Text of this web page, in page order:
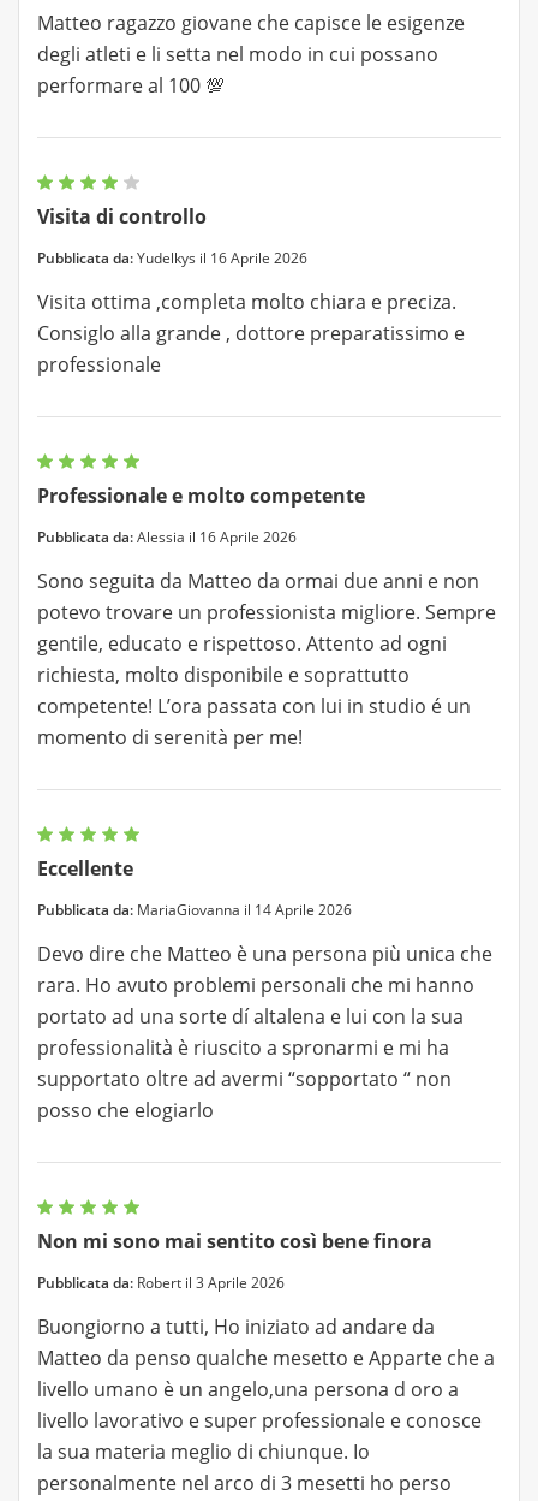
Matteo ragazzo giovane che capisce le esigenze
degli atleti e li setta nel modo in cui possano
performare al 100 💯
Visita di controllo
Pubblicata da:Yudelkys il 16 Aprile 2026
Visita ottima ,completa molto chiara e preciza.
Consiglo alla grande , dottore preparatissimo e
professionale
Professionale e molto competente
Pubblicata da:Alessia il 16 Aprile 2026
Sono seguita da Matteo da ormai due anni e non
potevo trovare un professionista migliore. Sempre
gentile, educato e rispettoso. Attento ad ogni
richiesta, molto disponibile e soprattutto
competente! L’ora passata con lui in studio é un
momento di serenità per me!
Eccellente
Pubblicata da: MariaGiovanna il 14 Aprile 2026
Devo dire che Matteo è una persona più unica che
rara. Ho avuto problemi personali che mi hanno
portato ad una sorte dí altalena e lui con la sua
professionalità è riuscito a spronarmi e mi ha
supportato oltre ad avermi “sopportato “ non
posso che elogiarlo
Non mi sono mai sentito così bene finora
Pubblicata da: Robert il 3 Aprile 2026
Buongiorno a tutti, Ho iniziato ad andare da
Matteo da penso qualche mesetto e Apparte che a
livello umano è un angelo,una persona d oro a
livello lavorativo e super professionale e conosce
la sua materia meglio di chiunque. Io
personalmente nel arco di 3 mesetti ho perso